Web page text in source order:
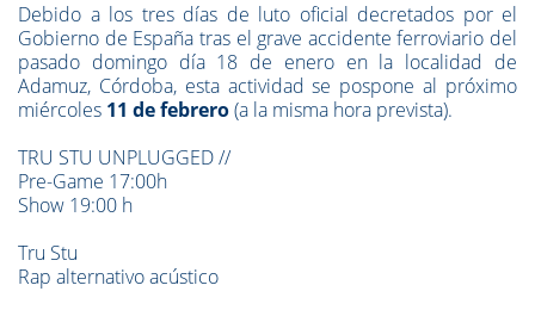
Debido a los tres días de luto oficial decretados por el
Gobierno de España tras el grave accidente ferroviario del
pasado domingo día 18 de enero en la localidad de
Adamuz, Córdoba, esta actividad se pospone al próximo
miércoles 11 de febrero(a la misma hora prevista).
TRU STU UNPLUGGED //
Pre-Game 17:00h
Show 19:00 h
Tru Stu
Rap alternativo acústico